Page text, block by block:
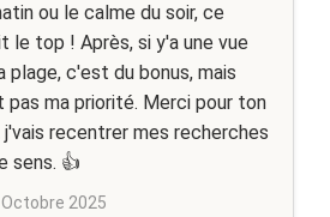
ou le calme du soir, ce
le top ! Après, si y'a une vue
plage, c'est du bonus, mais
pas ma priorité. Merci pour ton
j'vais recentrer mes recherches
sens. 👍
Octobre 2025